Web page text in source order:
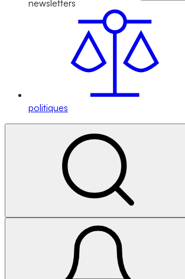
newsletters
politiques